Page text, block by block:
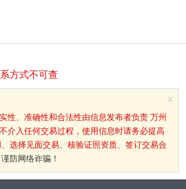
方式不可查
×
性、准确性和合法性由信息发布者负责 万州
介入任何交易过程，使用信息时请务必提高
选择见面交易、核验证照资质、签订交易合
防网络诈骗！